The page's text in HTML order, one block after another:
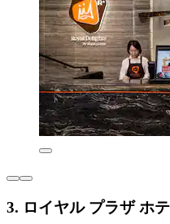
3. ロイヤル プラザ ホ